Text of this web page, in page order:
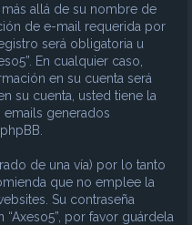
allá de su nombre de
de e-mail requerida por
será obligatoria u
En cualquier caso,
en su cuenta será
su cuenta, usted tiene la
generados
de una vía) por lo tanto
que no emplee la
Su contraseña
por favor guárdela